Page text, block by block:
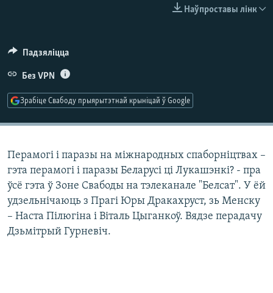
Наўпроставы лінк
Падзяліцца
Без VPN
Зрабіце Свабоду прыярытэтнай крыніцай ў Google
Перамогі і паразы на міжнародных спаборніцтвах –
гэта перамогі і паразы Беларусі ці Лукашэнкі? - пра
ўсё гэта ў Зоне Свабоды на тэлеканале "Белсат". У ёй
удзельнічаюць з Прагі Юры Дракахруст, зь Менску
– Наста Пілюгіна і Віталь Цыганкоў. Вядзе перадачу
Дзьмітрый Гурневіч.